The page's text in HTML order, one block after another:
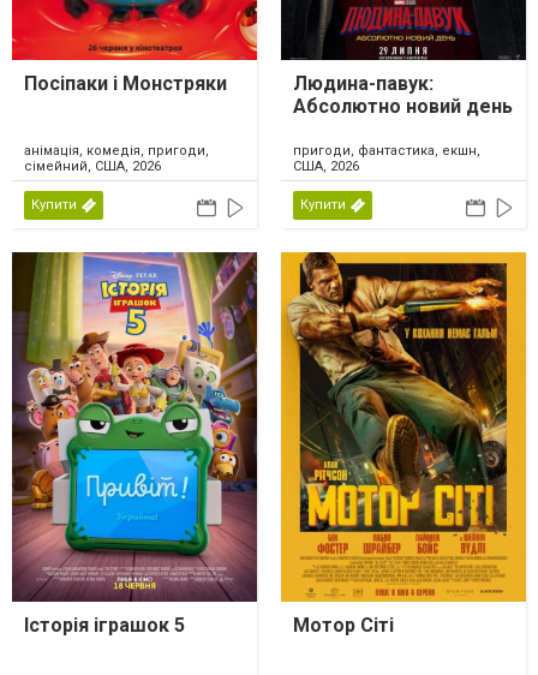
Посіпаки і Монстряки
анімація, комедія, пригоди,
сімейний, США, 2026
Купити
Людина-павук:
Абсолютно новий день
пригоди, фантастика, екшн,
США, 2026
Купити
Історія іграшок 5 Мотор Сіті